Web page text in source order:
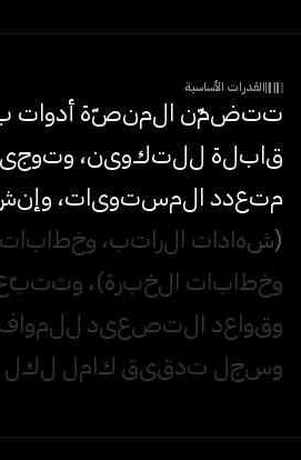
القدرات الأساسية
تتضمن المنصةأدوات
قابلة للتكوين، وتوجي
متعدد المستويات، وإن
(شهادات الراتب، وخطابات
وخطابات الخبرة)، وتتب
وقواعد التصعيد للموا
وسجل تدقيق كامل لكل